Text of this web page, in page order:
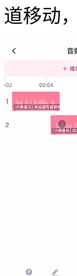
道移动